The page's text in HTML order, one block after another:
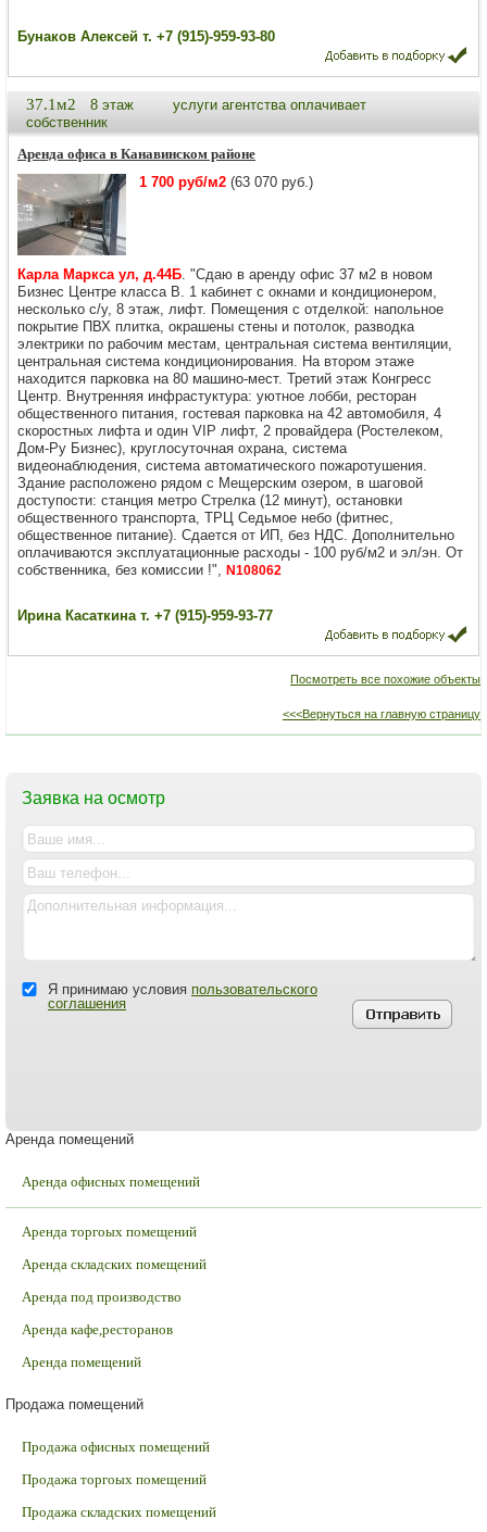
Бунаков Алексей т. +7 (915)-959-93-80
37.1м2 8 этаж
услуги агентства оплачивает
собственник
Аренда офиса в Канавинском районе
1 700 руб/м2 (63 070 руб.)
Карла Маркса ул, д.44Б. "Сдаю в аренду офис 37 м2 в новом
Бизнес Центре класса В. 1 кабинет с окнами и кондиционером,
несколько с/у, 8 этаж, лифт. Помещения с отделкой: напольное
покрытие ПВХ плитка, окрашены стены и потолок, разводка
электрики по рабочим местам, центральная система вентиляции,
центральная система кондиционирования. На втором этаже
находится парковка на 80 машино-мест. Третий этаж Конгресс
Центр. Внутренняя инфрастуктура: уютное лобби, ресторан
общественного питания, гостевая парковка на 42 автомобиля, 4
скоростных лифта и один VIP лифт, 2 провайдера (Ростелеком,
Дом-Ру Бизнес), круглосуточная охрана, система
видеонаблюдения, система автоматического пожаротушения.
Здание расположено рядом с Мещерским озером, в шаговой
доступости: станция метро Стрелка (12 минут), остановки
общественного транспорта, ТРЦ Седьмое небо (фитнес,
общественное питание). Сдается от ИП, без НДС. Дополнительно
оплачиваются эксплуатационные расходы - 100 руб/м2 и эл/эн. От
собственника, без комиссии !", N108062
Ирина Касаткина т. +7 (915)-959-93-77
Посмотреть все похожие объекты
<<<Вернуться на главную страницу
Заявка на осмотр
Я принимаю условия пользовательского
соглашения
Аренда помещений
Аренда офисных помещений
Аренда торгоых помещений
Аренда складских помещений
Аренда под производство
Аренда кафе,ресторанов
Аренда помещений
Продажа помещений
Продажа офисных помещений
Продажа торгоых помещений
Продажа складских помещений